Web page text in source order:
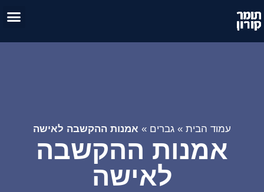
עמוד הבית » גברים » אמנות ההקשבה לאישה
אמנות ההקשבה
לאישה